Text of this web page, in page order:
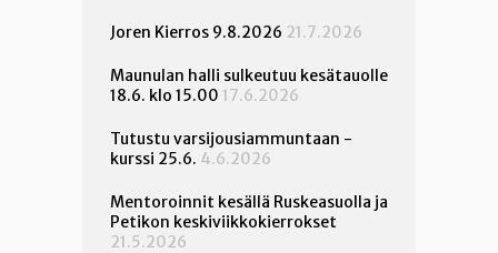
Joren Kierros 9.8.2026 21.7.2026
Maunulan halli sulkeutuu kesätauolle
18.6. klo 15.00 17.6.2026
Tutustu varsijousiammuntaan -
kurssi 25.6. 4.6.2026
Mentoroinnit kesällä Ruskeasuolla ja
Petikon keskiviikkokierrokset
21.5.2026